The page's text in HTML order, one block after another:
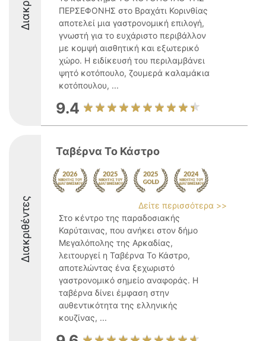
ΠΕΡΣΕΦΟΝΗΣ στο Βραχάτι Κορινθίας
αποτελεί μια γαστρονομική επιλογή,
γνωστή για το ευχάριστο περιβάλλον
με κομψή αισθητική και εξωτερικό
χώρο. Η ειδίκευσή του περιλαμβάνει
ψητό κοτόπουλο, ζουμερά καλαμάκια
κοτόπουλου, ...
9.4
Διακριθέντες
Ταβέρνα Το Κάστρο
Δείτε περισσότερα >>
Στο κέντρο της παραδοσιακής
Καρύταινας, που ανήκει στον δήμο
Μεγαλόπολης της Αρκαδίας,
λειτουργεί η Ταβέρνα Το Κάστρο,
αποτελώντας ένα ξεχωριστό
γαστρονομικό σημείο αναφοράς. Η
ταβέρνα δίνει έμφαση στην
αυθεντικότητα της ελληνικής
κουζίνας, ...